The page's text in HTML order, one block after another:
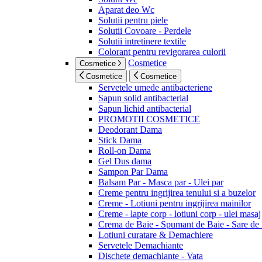
Aparat deo Wc
Solutii pentru piele
Solutii Covoare - Perdele
Solutii intretinere textile
Colorant pentru revigorarea culorii
Cosmetice Cosmetice
Cosmetice Cosmetice
Servetele umede antibacteriene
Sapun solid antibacterial
Sapun lichid antibacterial
PROMOTII COSMETICE
Deodorant Dama
Stick Dama
Roll-on Dama
Gel Dus dama
Sampon Par Dama
Balsam Par - Masca par - Ulei par
Creme pentru ingrijirea tenului si a buzelor
Creme - Lotiuni pentru ingrijirea mainilor
Creme - lapte corp - lotiuni corp - ulei masaj
Crema de Baie - Spumant de Baie - Sare de
Lotiuni curatare & Demachiere
Servetele Demachiante
Dischete demachiante - Vata